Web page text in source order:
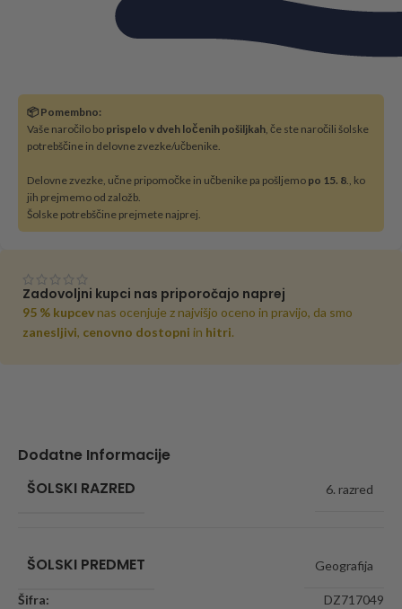
📦 Pomembno:
Vaše naročilo bo prispelo v dveh ločenih pošiljkah , če ste naročili šolske
potrebščine in delovne zvezke/učbenike.
Delovne zvezke, učne pripomočke in učbenike pa pošljemo po 15. 8 ., ko
jih prejmemo od založb.
Šolske potrebščine prejmete najprej.
Zadovoljni kupci nas priporočajo naprej
95 % kupcev nas ocenjuje z najvišjo oceno in pravijo, da smo
zanesljivi, cenovno dostopni in hitri.
Dodatne Informacije
ŠOLSKI RAZRED
6. razred
ŠOLSKI PREDMET Geografija
Šifra:
DZ717049